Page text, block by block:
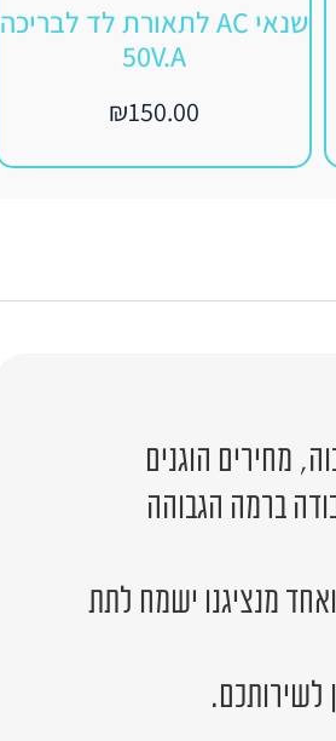
שנאי AC לתאורת לד לבריכה
50V.A
₪150.00
מחירים הוגנים
ברמה הגבוהה
מנציגנו ישמח לתת